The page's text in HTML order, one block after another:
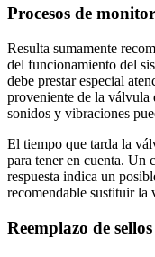
Procesos de
Resulta sumamente
del funcionamiento del
debe prestar especial
proveniente de la válvula
sonidos y vibraciones
El tiempo que tarda la
para tener en cuenta. Un
respuesta indica un
recomendable sustituir la
Reemplazo de